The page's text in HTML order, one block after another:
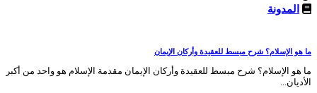
المدونة
ما هو الإسلام؟ شرح مبسط للعقيدة وأركان الإيمان
ما هو الإسلام؟ شرح مبسط للعقيدة وأركان الإيمان مقدمة الإسلام هو واحد من أكبر
الأديان...